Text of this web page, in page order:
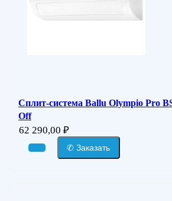
Сплит-система Ballu Olympio Pro
Off
62 290,00 ₽
✆ Заказать